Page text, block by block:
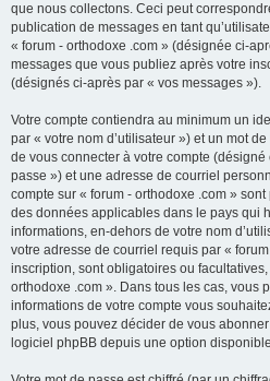
que nous collectons. Ceci peut
publication de messages en tant
« forum - orthodoxe .com » (désignée ci-
messages que vous publiez après votre
(désignés ci-après par « vos messages »).
Votre compte contiendra au minimum un
par « votre nom d’utilisateur ») et un mot
de vous connecter à votre compte
passe ») et une adresse de courriel
compte sur « forum - orthodoxe .com »
des données applicables dans le pays qui
informations, en-dehors de votre nom
votre adresse de courriel requis par «
inscription, sont obligatoires ou
orthodoxe .com ». Dans tous les cas, vous
informations de votre compte vous
plus, vous pouvez décider de vous
logiciel phpBB depuis une option